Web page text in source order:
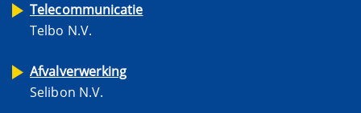
Telecommunicatie
Telbo N.V.
Afvalverwerking
Selibon N.V.